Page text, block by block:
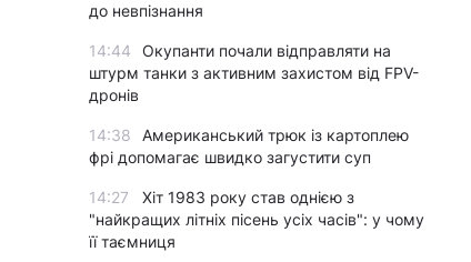
до невпізнання
14:44
Окупанти почали відправляти на
штурм танки з активним захистом від FPV-
дронів
14:38
Американський трюк із картоплею
фрі допомагає швидко загустити суп
14:27
Хіт 1983 року став однією з
"найкращих літніх пісень усіх часів": у чому
її таємниця